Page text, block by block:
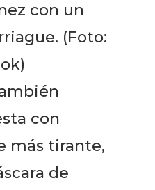
con un
(Foto:
con
más tirante,
de